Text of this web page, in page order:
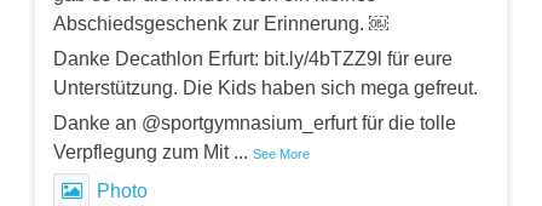
Abschiedsgeschenk zur Erinnerung. ￼
Danke Decathlon Erfurt: bit.ly/4bTZZ9l für eure
Unterstützung. Die Kids haben sich mega gefreut.
Danke an @sportgymnasium_erfurt für die tolle
Verpflegung zum Mit ... See More
Photo